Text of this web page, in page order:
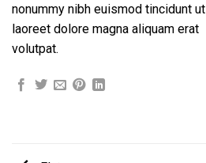
nonummy nibh euismod tincidunt ut
laoreet dolore magna aliquam erat
volutpat.